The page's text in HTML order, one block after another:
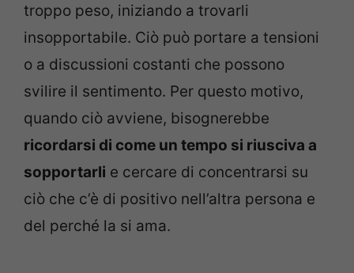
troppo peso, iniziando a trovarli
insopportabile. Ciò può portare a tensioni
o a discussioni costanti che possono
svilire il sentimento. Per questo motivo,
quando ciò avviene, bisognerebbe
ricordarsi di come un tempo si riusciva a
sopportarli e cercare di concentrarsi su
ciò che c’è di positivo nell’altra persona e
del perché la si ama.